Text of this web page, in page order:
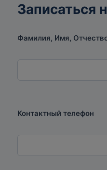
Анна Владимировна
Тел.: (861) 21-99-587
Тел.: (861) 21-99-587,
Записаться
Фамилия, Имя,
Контактный телефон